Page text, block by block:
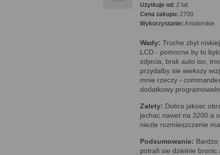
Użytkuje od: 2 lat
Cena zakupu: 2700
Wykorzystanie: Amatorskie
Wady: Troche zbyt
LCD - pomocne by to
zdjecia, brak auto iso,
przydalby sie wiekszy
mnie rzeczy -
dodatkowy
Zalety: Dobra jakosc
jechac nawet na 3200 a
niezle rozmieszczenie
Podsumowanie:
potrafi sie dzielnie